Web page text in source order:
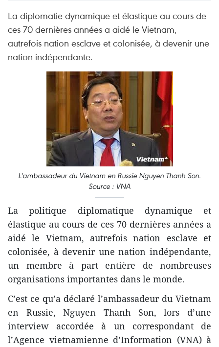
La diplomatie dynamique et élastique au cours de
ces 70 dernières années a aidé le Vietnam,
autrefois nation esclave et colonisée, à devenir une
nation indépendante.
L'ambassadeur du Vietnam en Russie Nguyen Thanh Son.
Source : VNA
La politique diplomatique dynamique et
élastique au cours de ces 70 dernières années a
aidé le Vietnam, autrefois nation esclave et
colonisée, à devenir une nation indépendante,
un membre à part entière de nombreuses
organisations importantes dans le monde.
C’est ce qu’a déclaré l’ambassadeur du Vietnam
en Russie, Nguyen Thanh Son, lors d’une
interview accordée à un correspondant de
l’Agence vietnamienne d’Information (VNA) à